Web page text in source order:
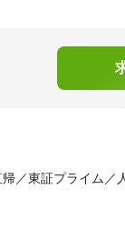
／東証プライム／